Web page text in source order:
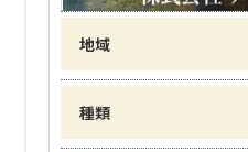
地域
種類